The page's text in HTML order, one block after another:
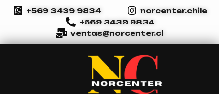
+569 3439 9834
norcenter.chile
+569 3439 9834
ventas@norcenter.cl
de